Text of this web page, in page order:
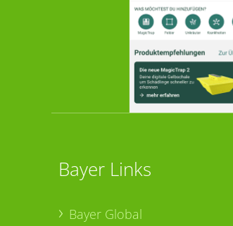
Bayer Links
Bayer Global